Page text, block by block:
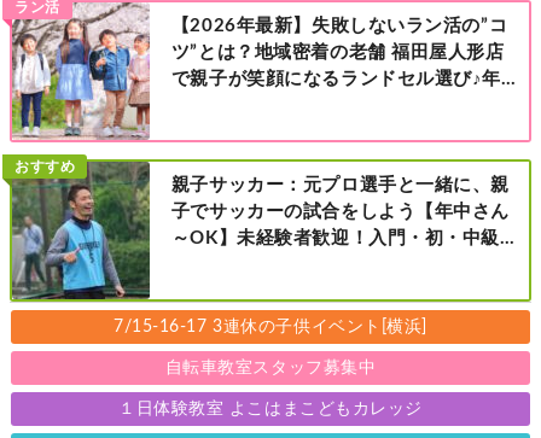
ラン活
【2026年最新】失敗しないラン活の”コ
ツ”とは？地域密着の老舗 福田屋人形店
で親子が笑顔になるランドセル選び♪年
店・町田店・マルイファミリー溝口店］
おすすめ
親子サッカー：元プロ選手と一緒に、親
子でサッカーの試合をしよう【年中さん
～OK】未経験者歓迎！入門・初・中級の
7/15-16-17 3連休の子供イベント[横浜]
自転車教室スタッフ募集中
１日体験教室 よこはまこどもカレッジ